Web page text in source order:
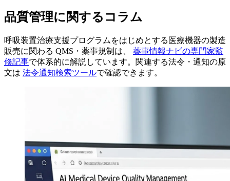
品質管理に関するコラム
呼吸装置治療支援プログラムをはじめとする医療機器の製造
販売に関わる QMS・薬事規制は、 薬事情報ナビの専門家監
修記事で体系的に解説しています。関連する法令・通知の原
文は 法令通知検索ツールで確認できます。